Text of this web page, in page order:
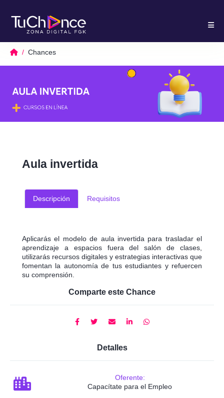
Chances
Aula invertida
Descripción Requisitos
Aplicarás el modelo de aula invertida para trasladar el
aprendizaje a espacios fuera del salón de clases,
utilizarás recursos digitales y estrategias interactivas que
fomentan la autonomía de tus estudiantes y refuercen
su comprensión.
Comparte este Chance
Detalles
Oferente:
Capacítate para el Empleo